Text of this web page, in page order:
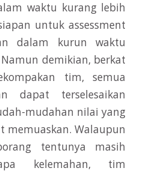
waktu kurang lebih
untuk assessment
dalam kurun waktu
demikian, berkat
tim, semua
dapat terselesaikan
mudahan nilai yang
memuaskan. Walaupun
tentunya masih
kelemahan, tim